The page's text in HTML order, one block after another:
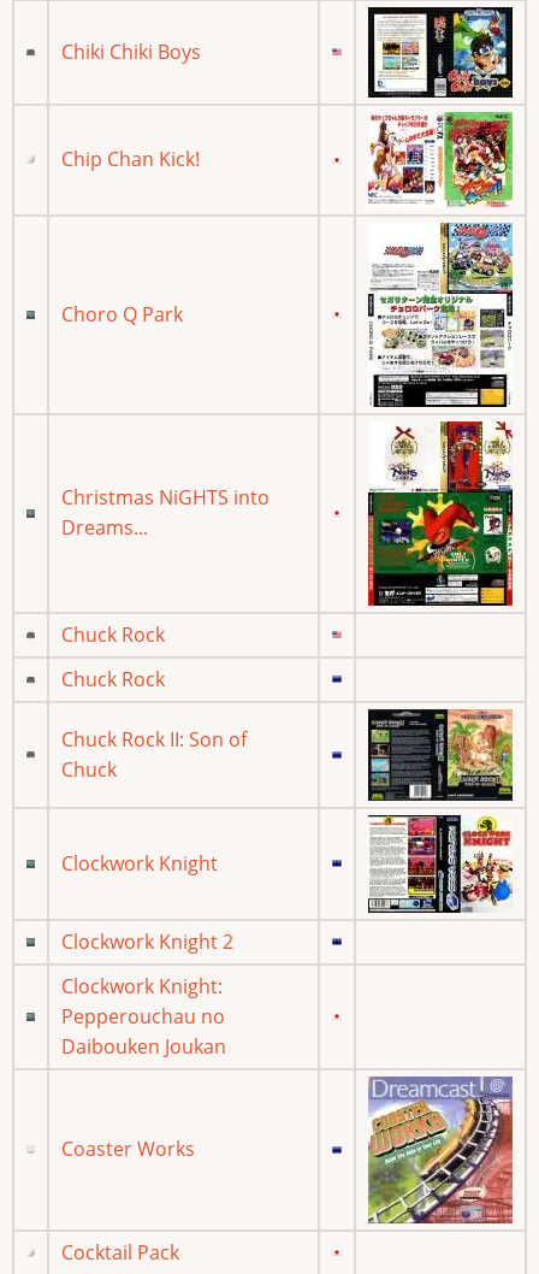
Chiki Chiki Boys
Chip Chan Kick!
Choro Q Park
Christmas NiGHTS into
Dreams...
Chuck Rock
Chuck Rock
Chuck Rock II: Son of
Chuck
Clockwork Knight
Clockwork Knight 2
Clockwork Knight:
Pepperouchau no
Daibouken Joukan
Coaster Works
Cocktail Pack